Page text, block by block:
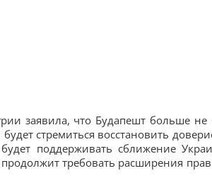
заявила, что Будапешт больше не
стремиться восстановить
поддерживать сближение
требовать расширения